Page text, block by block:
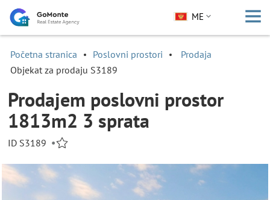
ME
Početna stranica Poslovni prostori
Prodaja
Objekat za prodaju S3189
Prodajem poslovni prostor
1813m2 3 sprata
ID S3189 •